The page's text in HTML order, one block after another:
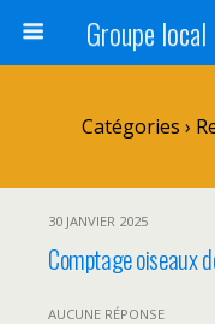
Catégories ›
30 JANVIER 2025
Comptage oiseaux
AUCUNE RÉPONSE